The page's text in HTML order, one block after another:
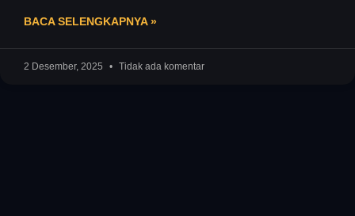
BACA SELENGKAPNYA »
2 Desember, 2025 Tidak ada komentar